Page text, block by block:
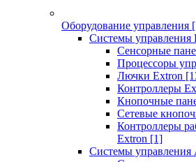
Оборудование управления
Системы управления
Сенсорные
Процессоры
Лючки Extron
Контроллеры
Кнопочные
Сетевые
Контроллеры
Extron [1]
Системы управления